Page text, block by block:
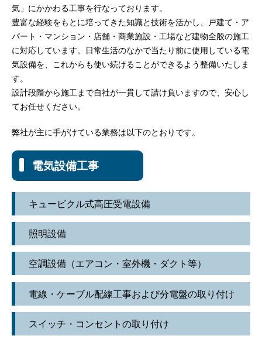
気」にかかわる工事を行なっております。
豊富な経験をもとに培ってきた知識と技術を活かし、戸建て・ア
パート・マンション・店舗・商業施設・工場など建物全般の施工
に対応しています。日常生活のなかで当たり前に使用している電
気設備を、これからも使い続けることができるよう整備いたしま
す。
設計段階から施工まで自社が一貫して請け負いますので、安心し
てお任せください。
弊社が主に手がけている業務は以下のとおりです。
電気設備工事
キュービクル式高圧受電設備
照明設備
空調設備（エアコン・室外機・ダクト等）
電線・ケーブル配線工事および分電盤の取り付け
スイッチ・コンセントの取り付け